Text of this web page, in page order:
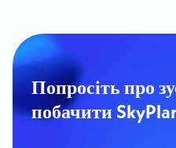
Попросіть про
побачити